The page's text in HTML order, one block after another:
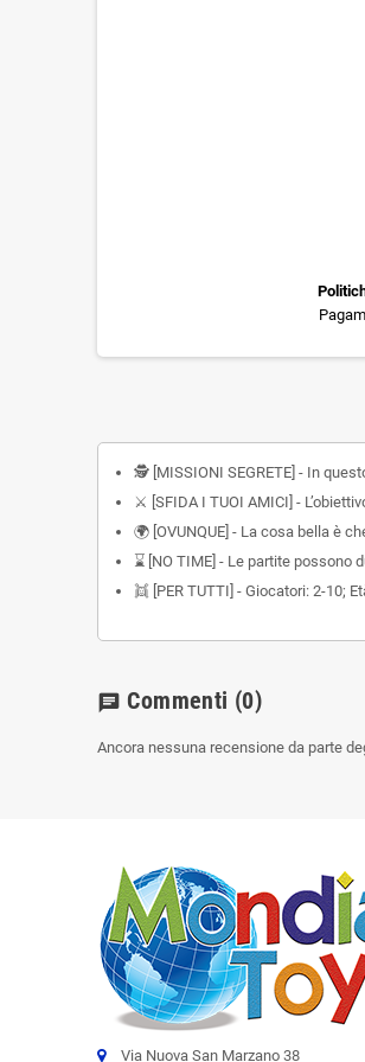
🕵️ [MISSIONI SEGRETE] - In
⚔️ [SFIDA I TUOI AMICI] -
🌍 [OVUNQUE] - La cosa bella è
⌛ [NO TIME] - Le partite possono
👯 [PER TUTTI] - Giocatori: 2-10;
chat Commenti (0)
Ancora nessuna recensione da parte
Via Nuova San Marzano 38